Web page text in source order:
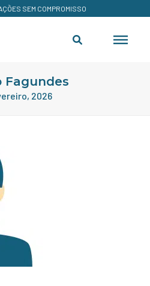
SEM COMPROMISSO
Fagundes
2026